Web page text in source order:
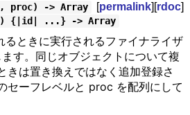
proc) -> Array [permalink][rdoc]
{|id| ...} -> Array
るときに実行されるファイナライザ
す。同じオブジェクトについて複
きは置き換えではなく追加登録さ
セーフレベルと proc を配列にして